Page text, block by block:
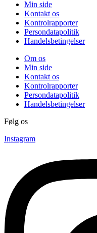
Min side
Kontakt os
Kontrolrapporter
Persondatapolitik
Handelsbetingelser
Om os
Min side
Kontakt os
Kontrolrapporter
Persondatapolitik
Handelsbetingelser
Følg os
Instagram